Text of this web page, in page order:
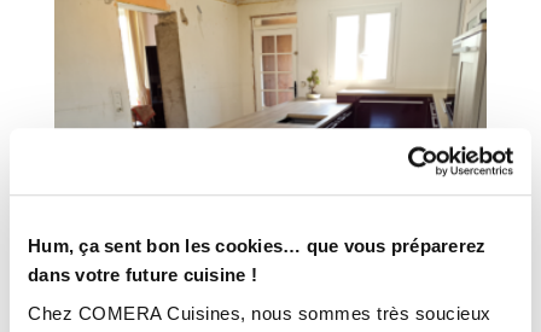
Hum, ça sent bon les cookies… que vous préparerez
dans votre future cuisine !
Chez COMERA Cuisines, nous sommes très soucieux